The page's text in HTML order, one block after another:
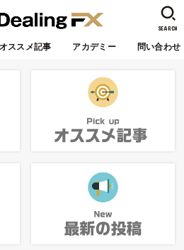
オススメ記事 アカデミー 問い合わせ
SEARCH